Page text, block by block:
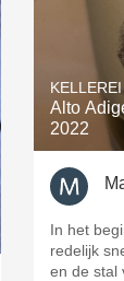
Alto
2022
In het
redelijk
en de stal